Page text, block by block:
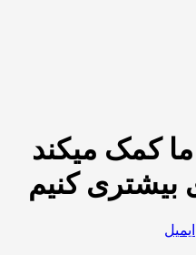
کمک میکند
کنیم
ایمیل